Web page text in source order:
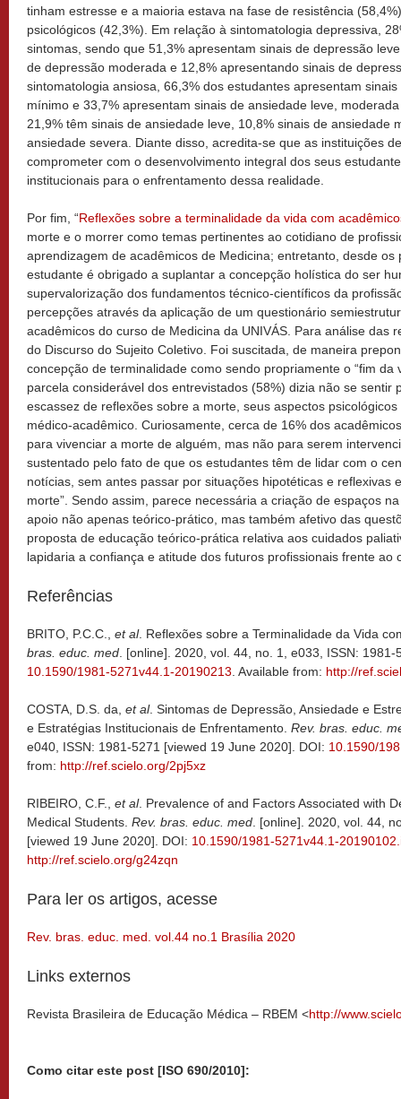
tinham estresse e a maioria estava na fase de resistência
psicológicos (42,3%). Em relação à sintomatologia depressiva,
sintomas, sendo que 51,3% apresentam sinais de depressão
de depressão moderada e 12,8% apresentando sinais de
sintomatologia ansiosa, 66,3% dos estudantes apresentam
mínimo e 33,7% apresentam sinais de ansiedade leve,
21,9% têm sinais de ansiedade leve, 10,8% sinais de ansiedade
ansiedade severa. Diante disso, acredita-se que as instituições
comprometer com o desenvolvimento integral dos seus
institucionais para o enfrentamento dessa realidade.
Por fim, “Reflexões sobre a terminalidade da vida com
morte e o morrer como temas pertinentes ao cotidiano de
aprendizagem de acadêmicos de Medicina; entretanto, desde
estudante é obrigado a suplantar a concepção holística do ser
supervalorização dos fundamentos técnico-científicos da
percepções através da aplicação de um questionário
acadêmicos do curso de Medicina da UNIVÁS. Para análise das
do Discurso do Sujeito Coletivo. Foi suscitada, de maneira
concepção de terminalidade como sendo propriamente o “fim da
parcela considerável dos entrevistados (58%) dizia não se sentir
escassez de reflexões sobre a morte, seus aspectos
médico-acadêmico. Curiosamente, cerca de 16% dos
para vivenciar a morte de alguém, mas não para serem
sustentado pelo fato de que os estudantes têm de lidar com o
notícias, sem antes passar por situações hipotéticas e reflexivas
morte”. Sendo assim, parece necessária a criação de espaços
apoio não apenas teórico-prático, mas também afetivo das
proposta de educação teórico-prática relativa aos cuidados
lapidaria a confiança e atitude dos futuros profissionais frente ao
Referências
BRITO, P.C.C., et al. Reflexões sobre a Terminalidade da Vida
bras. educ. med . [online]. 2020, vol. 44, no. 1, e033, ISSN:
10.1590/1981-5271v44.1-20190213 . Available from: http://
COSTA, D.S. da, et al. Sintomas de Depressão, Ansiedade e
e Estratégias Institucionais de Enfrentamento. Rev. bras. educ.
e040, ISSN: 1981-5271 [viewed 19 June 2020]. DOI: 10.1590/
from: http://ref.scielo.org/2pj5xz
RIBEIRO, C.F., et al. Prevalence of and Factors Associated with
Medical Students. Rev. bras. educ. med . [online]. 2020, vol. 44,
[viewed 19 June 2020]. DOI: 10.1590/1981-5271v44.1-
http://ref.scielo.org/g24zqn
Para ler os artigos, acesse
Rev. bras. educ. med. vol.44 no.1 Brasília 2020
Links externos
Revista Brasileira de Educação Médica – RBEM <http://
Como citar este post [ISO 690/2010]: